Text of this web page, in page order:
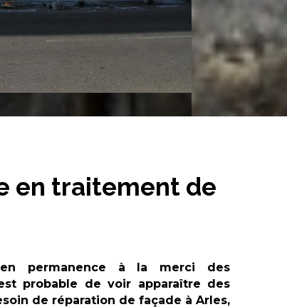
en traitement de
permanence à la merci des
probable de voir apparaître des
de réparation de façade à Arles,